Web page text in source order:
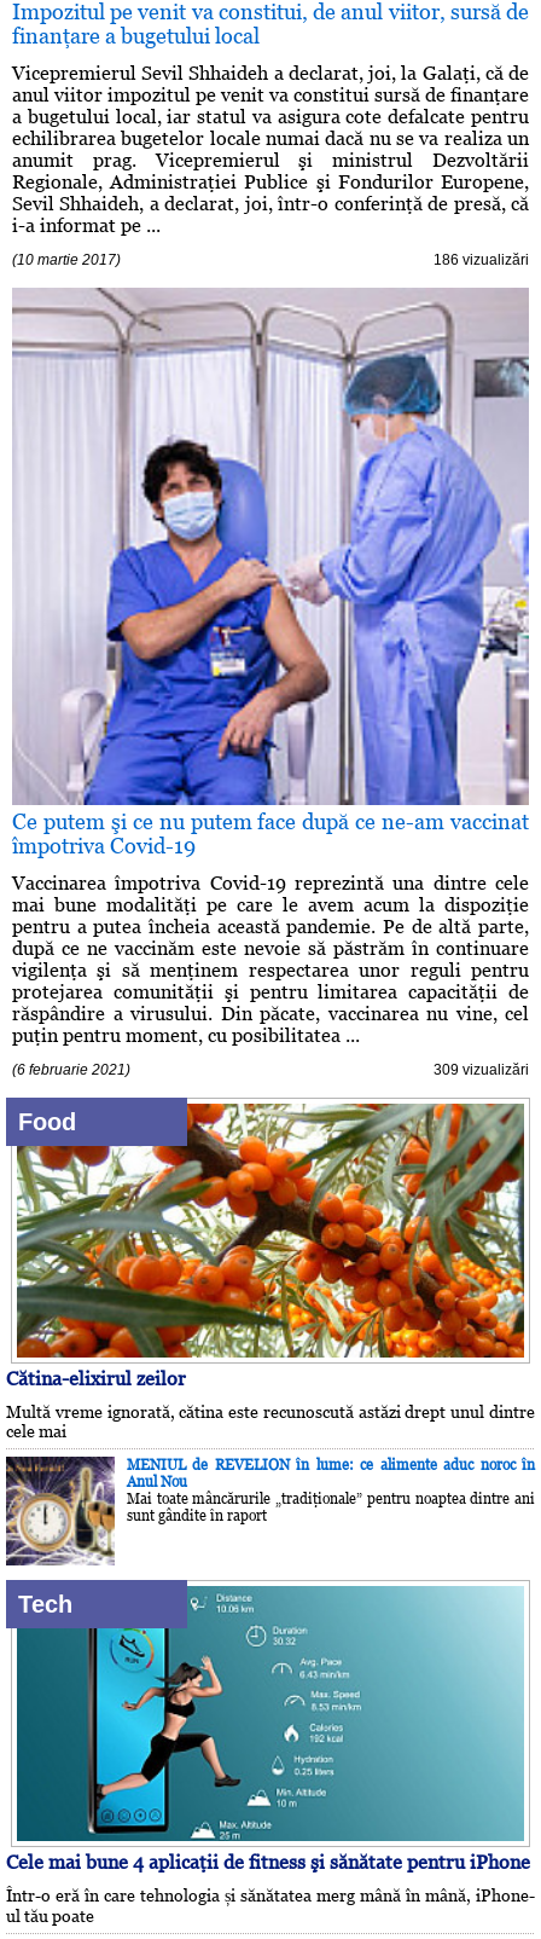
Impozitul pe venit va constitui, de anul viitor, sursă de
finanţare a bugetului local
Vicepremierul Sevil Shhaideh a declarat, joi, la Galaţi, că de
anul viitor impozitul pe venit va constitui sursă de finanţare
a bugetului local, iar statul va asigura cote defalcate pentru
echilibrarea bugetelor locale numai dacă nu se va realiza un
anumit prag. Vicepremierul şi ministrul Dezvoltării
Regionale, Administraţiei Publice şi Fondurilor Europene,
Sevil Shhaideh, a declarat, joi, într-o conferinţă de presă, că
i-a informat pe ...
(10 martie 2017) 186 vizualizări
Ce putem şi ce nu putem face după ce ne-am vaccinat
împotriva Covid-19
Vaccinarea împotriva Covid-19 reprezintă una dintre cele
mai bune modalităţi pe care le avem acum la dispoziţie
pentru a putea încheia această pandemie. Pe de altă parte,
după ce ne vaccinăm este nevoie să păstrăm în continuare
vigilenţa şi să menţinem respectarea unor reguli pentru
protejarea comunităţii şi pentru limitarea capacităţii de
răspândire a virusului. Din păcate, vaccinarea nu vine, cel
puţin pentru moment, cu posibilitatea ...
(6 februarie 2021) 309 vizualizări
Food
Cătina-elixirul zeilor
Multă vreme ignorată, cătina este recunoscută astăzi drept unul dintre
cele mai
MENIUL de REVELION în lume: ce alimente aduc noroc în
Anul Nou
Mai toate mâncărurile „tradiţionale” pentru noaptea dintre ani
sunt gândite în raport
Tech
Cele mai bune 4 aplicaţii de fitness şi sănătate pentru iPhone
Într-o eră în care tehnologia și sănătatea merg mână în mână, iPhone-
ul tău poate